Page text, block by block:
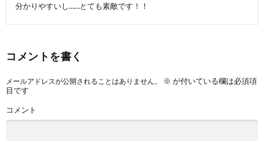
分かりやすいし……とても素敵です！！
コメントを書く
メールアドレスが公開されることはありません。 ※ が付いている欄は必須項
目です
コメント